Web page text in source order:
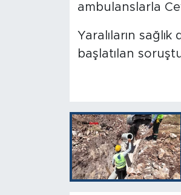
ambulanslarla
Yaralıların
başlatılan